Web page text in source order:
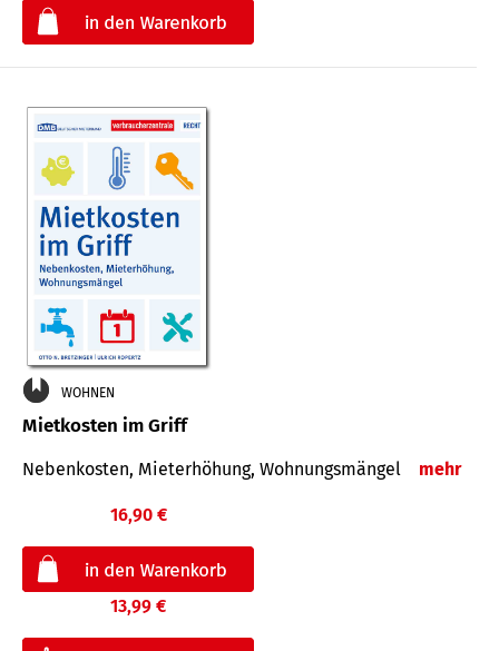
WOHNEN
Mietkosten im Griff
Nebenkosten, Mieterhöhung, Wohnungsmängel mehr
16,90 €
13,99 €